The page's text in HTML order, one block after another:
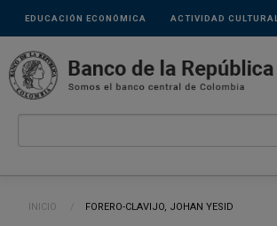
Pasar al contenido principal
Links
secundarios
ACTIVIDAD CULTURAL
EDUCACIÓN ECONÓMICA
Ruta de navegación
INICIO CURRENT:
FORERO-CLAVIJO, JOHAN YESID